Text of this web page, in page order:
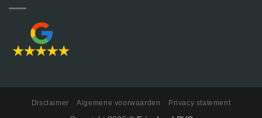
Disclaimer Algemene voorwaarden Privacy statement